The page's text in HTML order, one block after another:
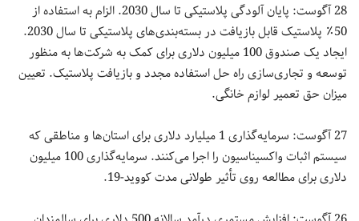
28 آگوست: پایان آلودگی پلاستیکی تا سال 2030. الزام به استفاده از
50٪ پلاستیک‌ قابل بازیافت در بسته‌بندی‌های پلاستیکی تا سال 2030.
ایجاد یک صندوق 100 میلیون دلاری برای کمک به شرکت‌ها به منظور
توسعه و تجاری‌سازی راه حل استفاده مجدد و بازیافت پلاستیک. تعیین
میزان حق تعمیر لوازم خانگی.
27 آگوست: سرمایه‌گذاری 1 میلیارد دلاری برای استان‌ها و مناطقی که
سیستم اثبات واکسیناسیون را اجرا می‌کنند. سرمایه‌گذاری 100 میلیون
دلاری برای مطالعه روی تأثیر طولانی مدت کووید-19.